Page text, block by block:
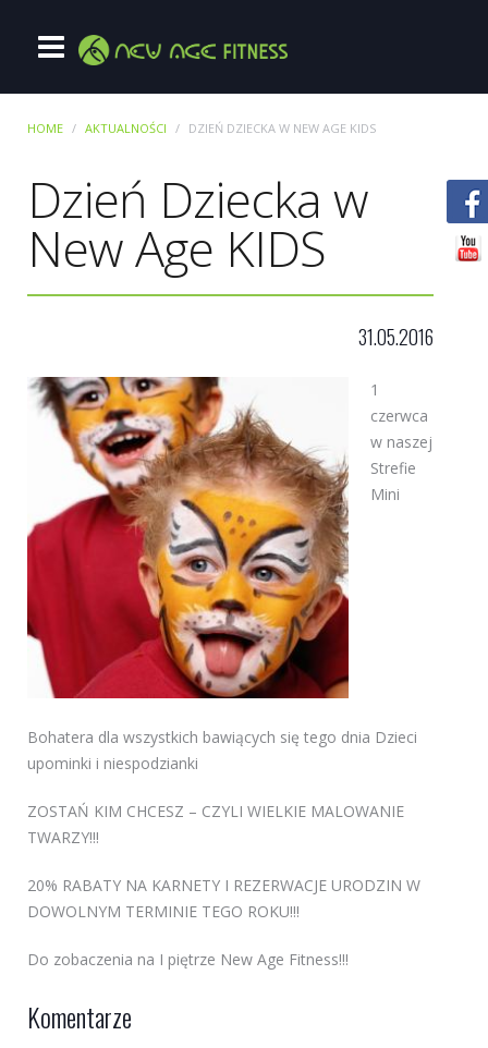
HOME AKTUALNOŚCI DZIEŃ DZIECKA W NEW AGE KIDS
Dzień Dziecka w
New Age KIDS
31.05.2016
1
czerwca
w naszej
Strefie
Mini
Bohatera dla wszystkich bawiących się tego dnia Dzieci
upominki i niespodzianki
ZOSTAŃ KIM CHCESZ – CZYLI WIELKIE MALOWANIE
TWARZY!!!
20% RABATY NA KARNETY I REZERWACJE URODZIN W
DOWOLNYM TERMINIE TEGO ROKU!!!
Do zobaczenia na I piętrze New Age Fitness!!!
Komentarze